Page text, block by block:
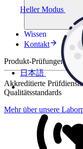
Heller Modus
日本語
Wissen
Kontakt
Produkt-Prüfungen für
Akkreditierte
Qualitätsstandards
Mehr über unsere